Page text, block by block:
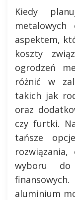
Kiedy
aspektem,
koszty
ogrodzeń
różnić w
takich jak
oraz
czy furtki.
tańsze
wyboru do
aluminium